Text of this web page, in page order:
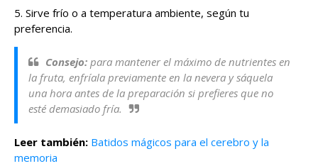
5. Sirve frío o a temperatura ambiente, según tu
preferencia.
Consejo: para mantener el máximo de nutrientes en
la fruta, enfríala previamente en la nevera y sáquela
una hora antes de la preparación si prefieres que no
esté demasiado fría.
Leer también: Batidos mágicos para el cerebro y la
memoria